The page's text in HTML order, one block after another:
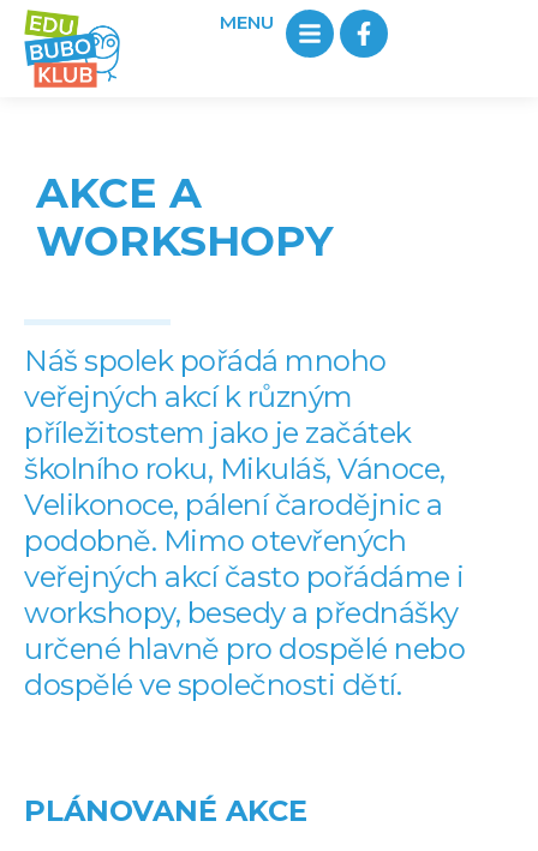
MENU
AKCE A
WORKSHOPY
Náš spolek pořádá mnoho
veřejných akcí k různým
příležitostem jako je začátek
školního roku, Mikuláš, Vánoce,
Velikonoce, pálení čarodějnic a
podobně. Mimo otevřených
veřejných akcí často pořádáme i
workshopy, besedy a přednášky
určené hlavně pro dospělé nebo
dospělé ve společnosti dětí.
PLÁNOVANÉ AKCE